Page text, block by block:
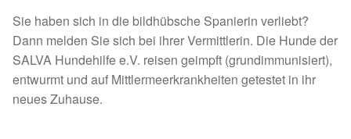
Sicherheitsgeschirr
Mittelmeerkrankheiten
Leishmaniose
Sie haben sich in die bildhübsche Spanierin verliebt?
Dann melden Sie sich bei ihrer Vermittlerin. Die Hunde der
SALVA Hundehilfe e.V. reisen geimpft (grundimmunisiert),
entwurmt und auf Mittlermeerkrankheiten getestet in ihr
neues Zuhause.